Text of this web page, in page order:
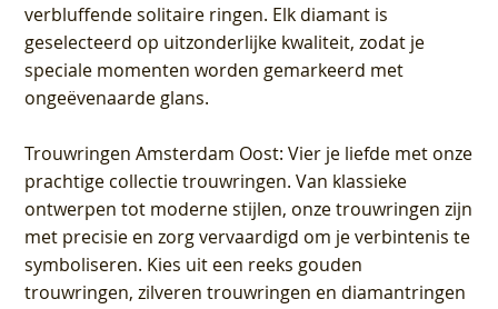
verbluffende solitaire ringen. Elk diamant is
geselecteerd op uitzonderlijke kwaliteit, zodat je
speciale momenten worden gemarkeerd met
ongeëvenaarde glans.
Trouwringen Amsterdam Oost: Vier je liefde met onze
prachtige collectie trouwringen. Van klassieke
ontwerpen tot moderne stijlen, onze trouwringen zijn
met precisie en zorg vervaardigd om je verbintenis te
symboliseren. Kies uit een reeks gouden
trouwringen, zilveren trouwringen en diamantringen